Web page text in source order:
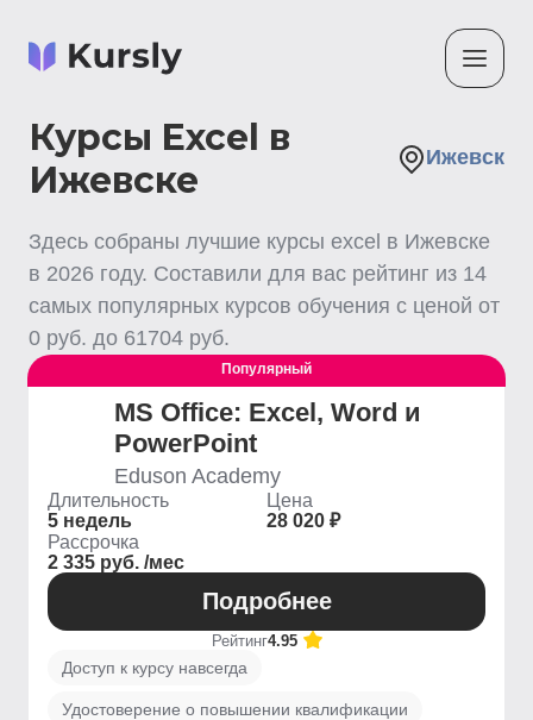
Курсы Excel в
Ижевске
Ижевск
Здесь собраны лучшие курсы excel в Ижевске
в 2026 году. Составили для вас рейтинг из 14
самых популярных курсов обучения с ценой от
0 руб. до 61704 руб.
Популярный
MS Office: Excel, Word и
PowerPoint
Eduson Academy
Длительность
5 недель
Цена
28 020 ₽
Рассрочка
2 335 руб. /мес
Подробнее
Рейтинг4.95
Доступ к курсу навсегда
Удостоверение о повышении квалификации